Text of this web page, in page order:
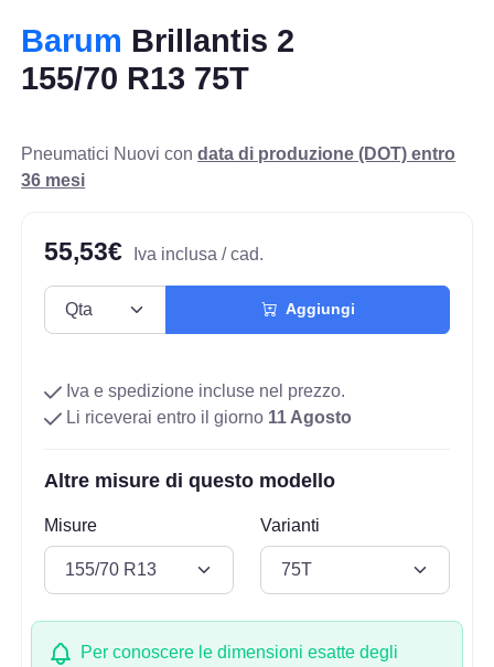
Barum Brillantis 2
155/70 R13 75T
Pneumatici Nuovi condata di produzione (DOT) entro
36 mesi
55,53€ Iva inclusa / cad.
Aggiungi
Iva e spedizione incluse nel prezzo.
Li riceverai entro il giorno 11 Agosto
Altre misure di questo modello
Misure Varianti
Per conoscere le dimensioni esatte degli